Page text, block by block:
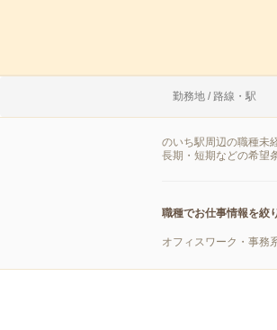
勤務地 / 路線・駅
のいち駅周辺の職種未
長期・短期などの希望
職種でお仕事情報を絞
オフィスワーク・事務